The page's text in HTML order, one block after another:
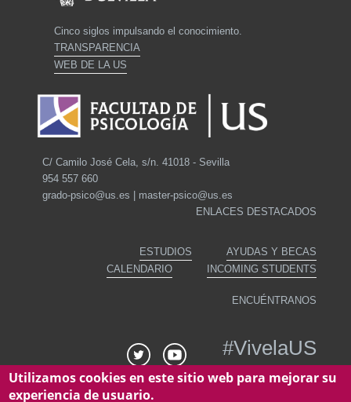
Cinco siglos impulsando el conocimiento.
TRANSPARENCIA
WEB DE LA US
C/ Camilo José Cela, s/n. 41018 - Sevilla
954 557 660
grado-psico@us.es | master-psico@us.es
ENLACES DESTACADOS
ESTUDIOS
AYUDAS Y BECAS
CALENDARIO
INCOMING STUDENTS
ENCUÉNTRANOS
#VivelaUS
Utilizamos cookies en este sitio web para mejorar su
experiencia de usuario.